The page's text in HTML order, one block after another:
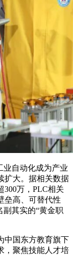
业自动化成为产业
扩大。据相关数据
300万，PLC相关
垒高、可替代性
副其实的“黄金职
中国东方教育旗下
，聚焦技能人才培